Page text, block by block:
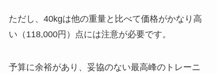
ただし、40kgは他の重量と比べて価格がかなり高
い（118,000円）点には注意が必要です。
予算に余裕があり、妥協のない最高峰のトレーニ